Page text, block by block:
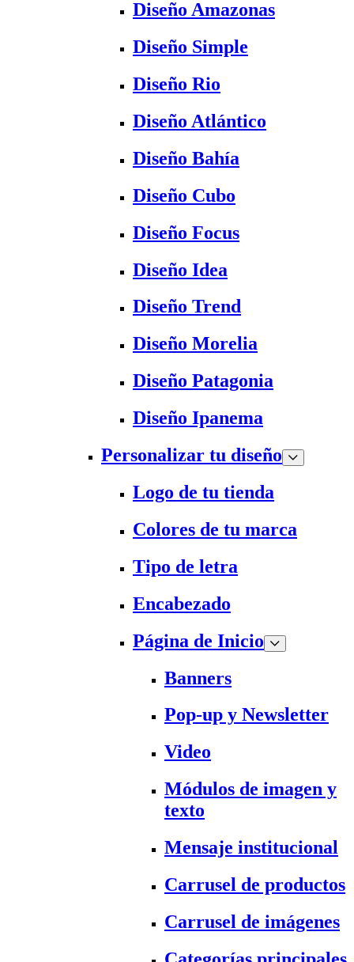
Diseño Amazonas
Diseño Simple
Diseño Rio
Diseño Atlántico
Diseño Bahía
Diseño Cubo
Diseño Focus
Diseño Idea
Diseño Trend
Diseño Morelia
Diseño Patagonia
Diseño Ipanema
Personalizar tu diseño
Logo de tu tienda
Colores de tu marca
Tipo de letra
Encabezado
Página de Inicio
Banners
Pop-up y Newsletter
Video
Módulos de imagen y
texto
Mensaje institucional
Carrusel de productos
Carrusel de imágenes